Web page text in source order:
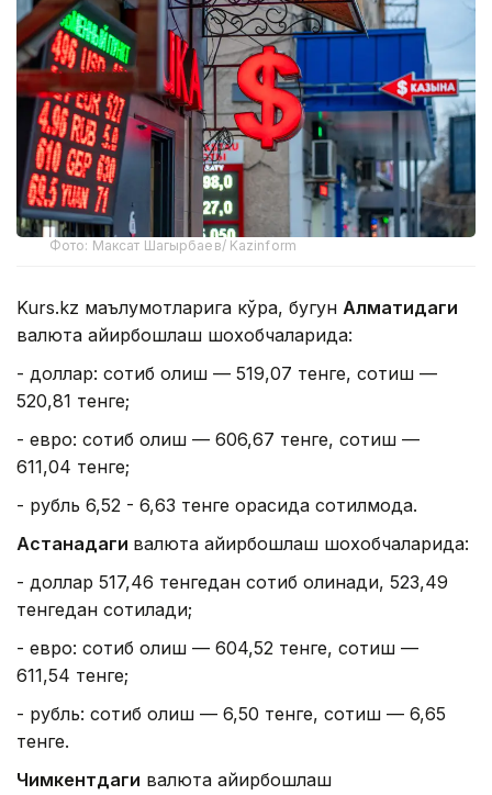
Фото: Максат Шагырбаев/ Kazinform
Kurs.kz маълумотларига кўра, бугун Алматидаги
валюта айирбошлаш шохобчаларида:
- доллар: сотиб олиш — 519,07 тенге, сотиш —
520,81 тенге;
- евро: сотиб олиш — 606,67 тенге, сотиш —
611,04 тенге;
- рубль 6,52 - 6,63 тенге орасида сотилмоқда.
Астанадаги валюта айирбошлаш шохобчаларида:
- доллар 517,46 тенгедан сотиб олинади, 523,49
тенгедан сотилади;
- евро: сотиб олиш — 604,52 тенге, сотиш —
611,54 тенге;
- рубль: сотиб олиш — 6,50 тенге, сотиш — 6,65
тенге.
Чимкентдаги валюта айирбошлаш